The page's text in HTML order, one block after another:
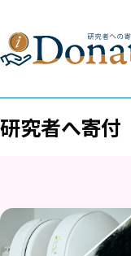
研究者へ寄付